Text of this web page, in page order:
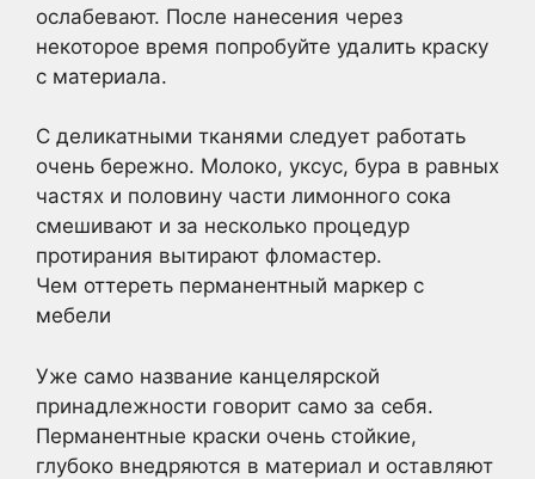
ослабевают. После нанесения через
некоторое время попробуйте удалить краску
с материала.
С деликатными тканями следует работать
очень бережно. Молоко, уксус, бура в равных
частях и половину части лимонного сока
смешивают и за несколько процедур
протирания вытирают фломастер.
Чем оттереть перманентный маркер с
мебели
Уже само название канцелярской
принадлежности говорит само за себя.
Перманентные краски очень стойкие,
глубоко внедряются в материал и оставляют